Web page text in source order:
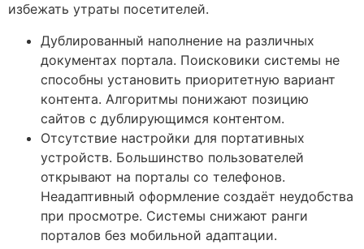
избежать утраты посетителей.
Дублированный наполнение на различных
документах портала. Поисковики системы не
способны установить приоритетную вариант
контента. Алгоритмы понижают позицию
сайтов с дублирующимся контентом.
Отсутствие настройки для портативных
устройств. Большинство пользователей
открывают на порталы со телефонов.
Неадаптивный оформление создаёт неудобства
при просмотре. Системы снижают ранги
порталов без мобильной адаптации.